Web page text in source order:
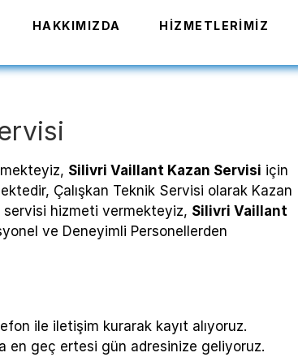
HAKKIMIZDA HIZMETLERIMIZ
Silivri Vaillant Kazan Servisi için
Çalışkan Teknik Servisi olarak Kazan
servisi hizmeti vermekteyiz, Silivri Vaillant
ve Deneyimli Personellerden
ile iletişim kurarak kayıt alıyoruz.
en geç ertesi gün adresinize geliyoruz.